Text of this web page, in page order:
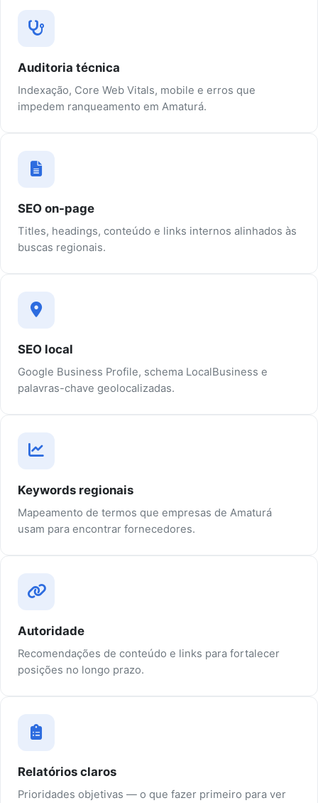
Auditoria técnica
Indexação, Core Web Vitals, mobile e erros que
impedem ranqueamento em Amaturá.
SEO on-page
Titles, headings, conteúdo e links internos alinhados às
buscas regionais.
SEO local
Google Business Profile, schema LocalBusiness e
palavras-chave geolocalizadas.
Keywords regionais
Mapeamento de termos que empresas de Amaturá
usam para encontrar fornecedores.
Autoridade
Recomendações de conteúdo e links para fortalecer
posições no longo prazo.
Relatórios claros
Prioridades objetivas — o que fazer primeiro para ver